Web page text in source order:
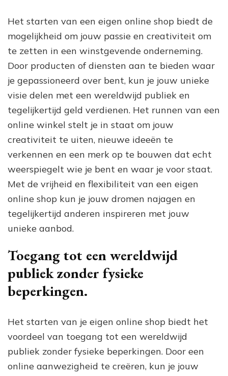
Het starten van een eigen online shop biedt de
mogelijkheid om jouw passie en creativiteit om
te zetten in een winstgevende onderneming.
Door producten of diensten aan te bieden waar
je gepassioneerd over bent, kun je jouw unieke
visie delen met een wereldwijd publiek en
tegelijkertijd geld verdienen. Het runnen van een
online winkel stelt je in staat om jouw
creativiteit te uiten, nieuwe ideeën te
verkennen en een merk op te bouwen dat echt
weerspiegelt wie je bent en waar je voor staat.
Met de vrijheid en flexibiliteit van een eigen
online shop kun je jouw dromen najagen en
tegelijkertijd anderen inspireren met jouw
unieke aanbod.
Toegang tot een wereldwijd
publiek zonder fysieke
beperkingen.
Het starten van je eigen online shop biedt het
voordeel van toegang tot een wereldwijd
publiek zonder fysieke beperkingen. Door een
online aanwezigheid te creëren, kun je jouw